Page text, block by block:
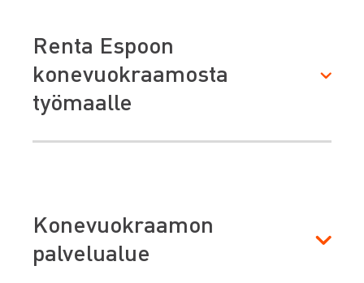
Renta Espoon
konevuokraamosta
työmaalle
Konevuokraamon
palvelualue